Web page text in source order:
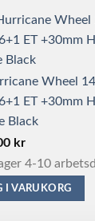
Wheel
ET +30mm
Black
kr
4-10
I VARUKORG